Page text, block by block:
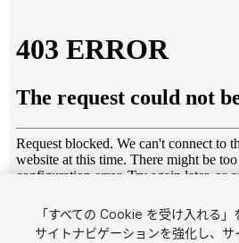
1 /8
「すべての Cookie を受け入れる」
サイトナビゲーションを強化し、